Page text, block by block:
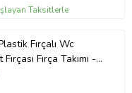
Taksitlerle
Fırçalı Wc
Fırça Takımı -